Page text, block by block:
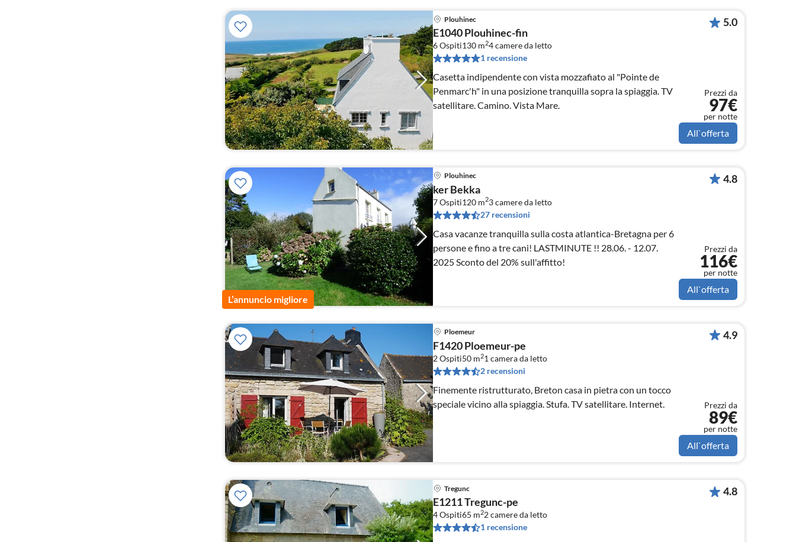
Plouhinec
E1040 Plouhinec-fin
6 Ospiti130 m24camere da letto
1 recensione
Casetta indipendente con vista mozzafiato al "Pointe de
Penmarc'h" in una posizione tranquilla sopra la spiaggia. TV
satellitare. Camino. Vista Mare.
5.0
Prezzi da
97€
per notte
All`offerta
L’annuncio migliore
Plouhinec
ker Bekka
7 Ospiti120 m23camere da letto
27 recensioni
Casa vacanze tranquilla sulla costa atlantica-Bretagna per 6
persone e fino a tre cani! LASTMINUTE !! 28.06. - 12.07.
2025 Sconto del 20% sull'affitto!
4.8
Prezzi da
116€
per notte
All`offerta
Ploemeur
F1420 Ploemeur-pe
2 Ospiti50 m21 camera da letto
2 recensioni
Finemente ristrutturato, Breton casa in pietra con un tocco
speciale vicino alla spiaggia. Stufa. TV satellitare. Internet.
4.9
Prezzi da
89€
per notte
All`offerta
Tregunc
E1211 Tregunc-pe
4 Ospiti65 m22camere da letto
1 recensione
4.8